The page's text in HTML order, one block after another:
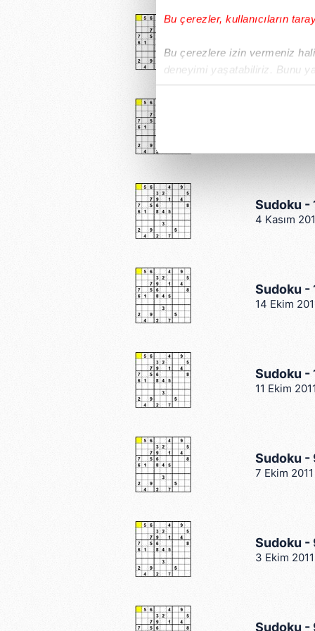
Bu çerezler, kullanıcıların
Bu çerezlere izin vermeniz
deneyimi yaşatabiliriz. Bunu
içerikleri sunabilmek adına
çerezler vasıtasıyla çeşitli
amacıyla kullanılmaktadır.
reklam/pazarlama
butonuna tıklayabilir,
6698 sayılı Kişisel Verilerin
mevzuata uygun olarak
30 Mart
Sudoku -
4 Kasım
Sudoku -
14 Ekim
Sudoku -
11 Ekim
Sudoku -
7 Ekim 2011
Sudoku -
3 Ekim 2011
Sudoku -